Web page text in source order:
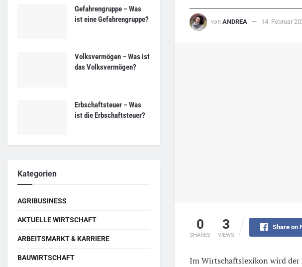
von ANDREA 14. Februar
0
SHARES
3
VIEWS
Share on
Im Wirtschaftslexikon wird der
Gefahrengruppe – Was
ist eine Gefahrengruppe?
Volksvermögen – Was ist
das Volksvermögen?
Erbschaftsteuer – Was
ist die Erbschaftsteuer?
Kategorien
AGRIBUSINESS
AKTUELLE WIRTSCHAFT
ARBEITSMARKT & KARRIERE
BAUWIRTSCHAFT